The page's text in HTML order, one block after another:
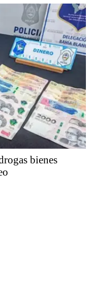
bienes